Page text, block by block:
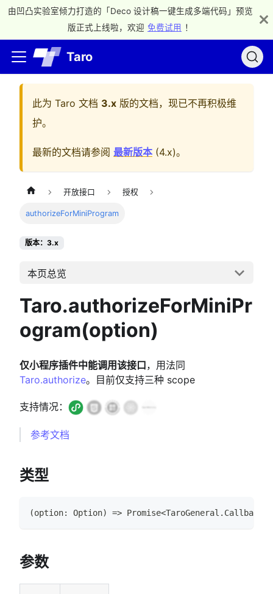
由凹凸实验室倾力打造的「Deco 设计稿一键生成多端代码」预览
版正式上线啦，欢迎 免费试用 ！
Taro
此为 Taro 文档 3.x 版的文档，现已不再积极维
护。
最新的文档请参阅 最新版本 (4.x)。
开放接口 授权
authorizeForMiniProgram
版本：3.x
本页总览
Taro.authorizeForMiniPr
ogram(option)
仅小程序插件中能调用该接口，用法同
Taro.authorize。目前仅支持三种 scope
支持情况：
参考文档
类型
(option: Option) => Promise<TaroGeneral .
参数